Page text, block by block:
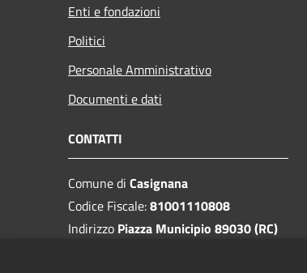
Enti e fondazioni
Politici
Personale Amministrativo
Documenti e dati
CONTATTI
Comune di Casignana
Codice Fiscale:81001110808
Indirizzo Piazza Municipio 89030 (RC)